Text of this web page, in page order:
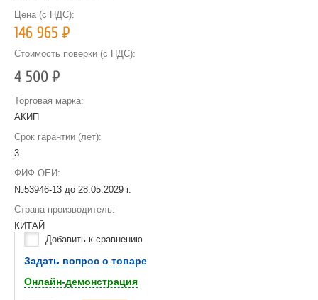
Цена (с НДС):
146 965Р
Стоимость поверки (с НДС):
4 500Р
Торговая марка:
АКИП
Срок гарантии (лет):
3
ФИФ ОЕИ:
№53946-13 до 28.05.2029 г.
Страна производитель:
КИТАЙ
Добавить к сравнению
Задать вопрос о товаре
Онлайн-демонстрация